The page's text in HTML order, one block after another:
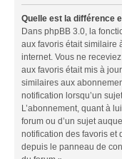
Quelle est la différence
Dans phpBB 3.0, la
aux favoris était similaire
internet. Vous ne
aux favoris était mis à
similaires aux
notification lorsqu’un
L’abonnement, quant à
forum ou d’un sujet
notification des favoris et
depuis le panneau de